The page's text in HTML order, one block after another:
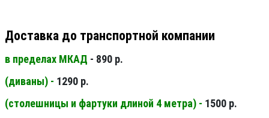
Доставка до транспортной компании
в пределах МКАД - 890 р.
(диваны) - 1290 р.
(столешницы и фартуки длиной 4 метра) - 1500 р.